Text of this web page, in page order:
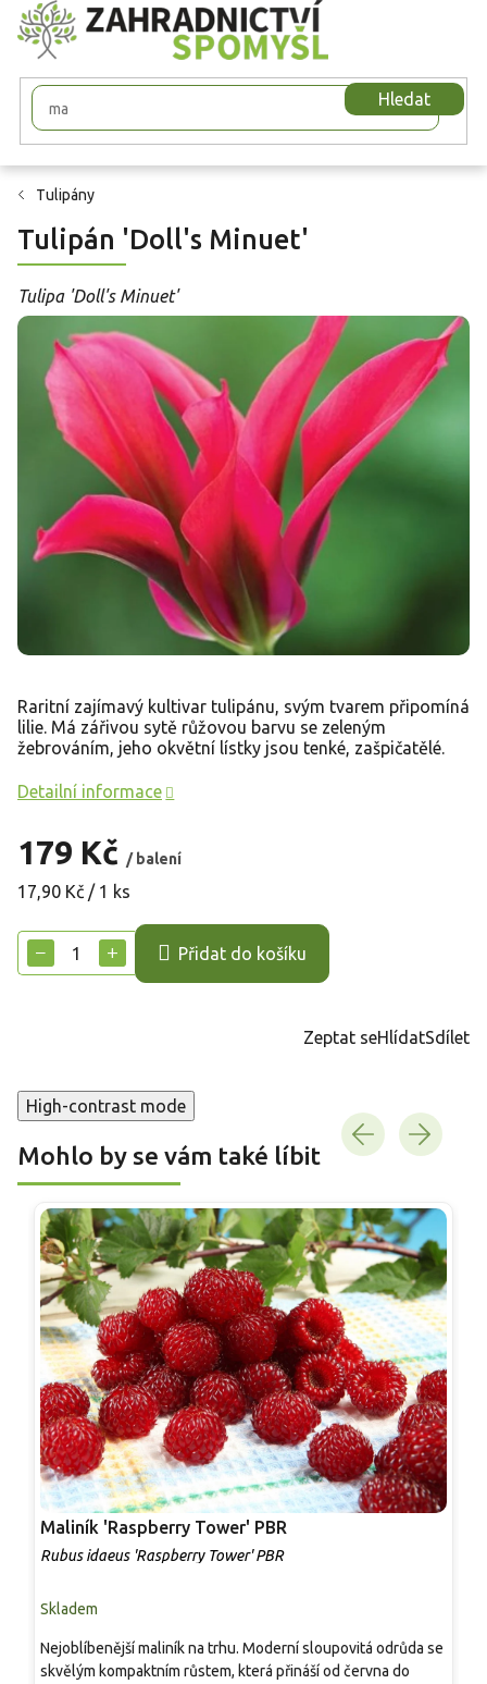
Přejít
na
obsah
Hledat
Tulipány
Tulipán 'Doll's Minuet'
Tulipa 'Doll's Minuet'
179 Kč / balení
Měrná
17,90 Kč / 1 ks
+
− Přidat do košíku
Raritní zajímavý kultivar tulipánu, svým tvarem připomíná
lilie. Má zářivou sytě růžovou barvu se zeleným
žebrováním, jeho okvětní lístky jsou tenké, zašpičatělé.
Detailní informace
Zeptat seHlídatSdílet
High-contrast mode
Mohlo by se vám také líbit
Maliník 'Raspberry Tower' PBR
Rubus idaeus 'Raspberry Tower' PBR
Skladem
Nejoblíbenější maliník na trhu. Moderní sloupovitá odrůda se
skvělým kompaktním růstem, která přináší od června do